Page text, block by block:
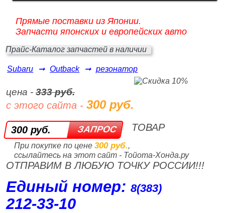
Прямые поставки из Японии.
Запчасти японских и европейских авто
Прайс-Каталог запчастей в наличии
Subaru ➞ Outback ➞ резонатор
цена -333 руб.
с этого сайта -300 руб.
300 руб.
При покупке по цене 300 руб.,
ссылайтесь на этот сайт - Тойота-Хонда.ру
ТОВАР
ОТПРАВИМ В ЛЮБУЮ ТОЧКУ РОССИИ!!!
Единый номер:8(383)
212‑33‑10